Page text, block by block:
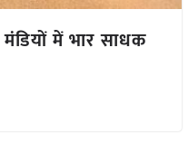
में भार साधक